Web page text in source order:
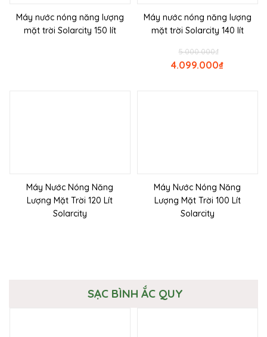
Máy nước nóng năng lượng
mặt trời Solarcity 150 lít
Máy nước nóng năng lượng
mặt trời Solarcity 140 lít
₫
5.000.000
₫
4.099.000
Máy Nước Nóng Năng
Lượng Mặt Trời 120 Lít
Solarcity
Máy Nước Nóng Năng
Lượng Mặt Trời 100 Lít
Solarcity
SẠC BÌNH ẮC QUY